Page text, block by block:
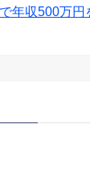
年収500万